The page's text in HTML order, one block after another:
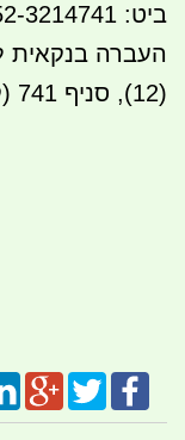
ביט: 052-3214741 או 052-5565936
(12), סניף 741 (קיסריה) עבור אפי וחגית שטרית